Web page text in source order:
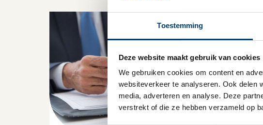
Toestemming
Deze website maakt gebruik van cookies
We gebruiken cookies om content en
websiteverkeer te analyseren. Ook delen
media, adverteren en analyse. Deze
verstrekt of die ze hebben verzameld op